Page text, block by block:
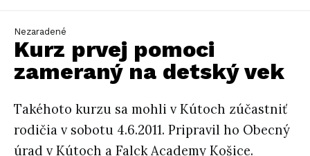
Nezaradené
Kurz prvej pomoci
zameraný na detský vek
Takéhoto kurzu sa mohli v Kútoch zúčastniť
rodičia v sobotu 4.6.2011. Pripravil ho Obecný
úrad v Kútoch a Falck Academy Košice.